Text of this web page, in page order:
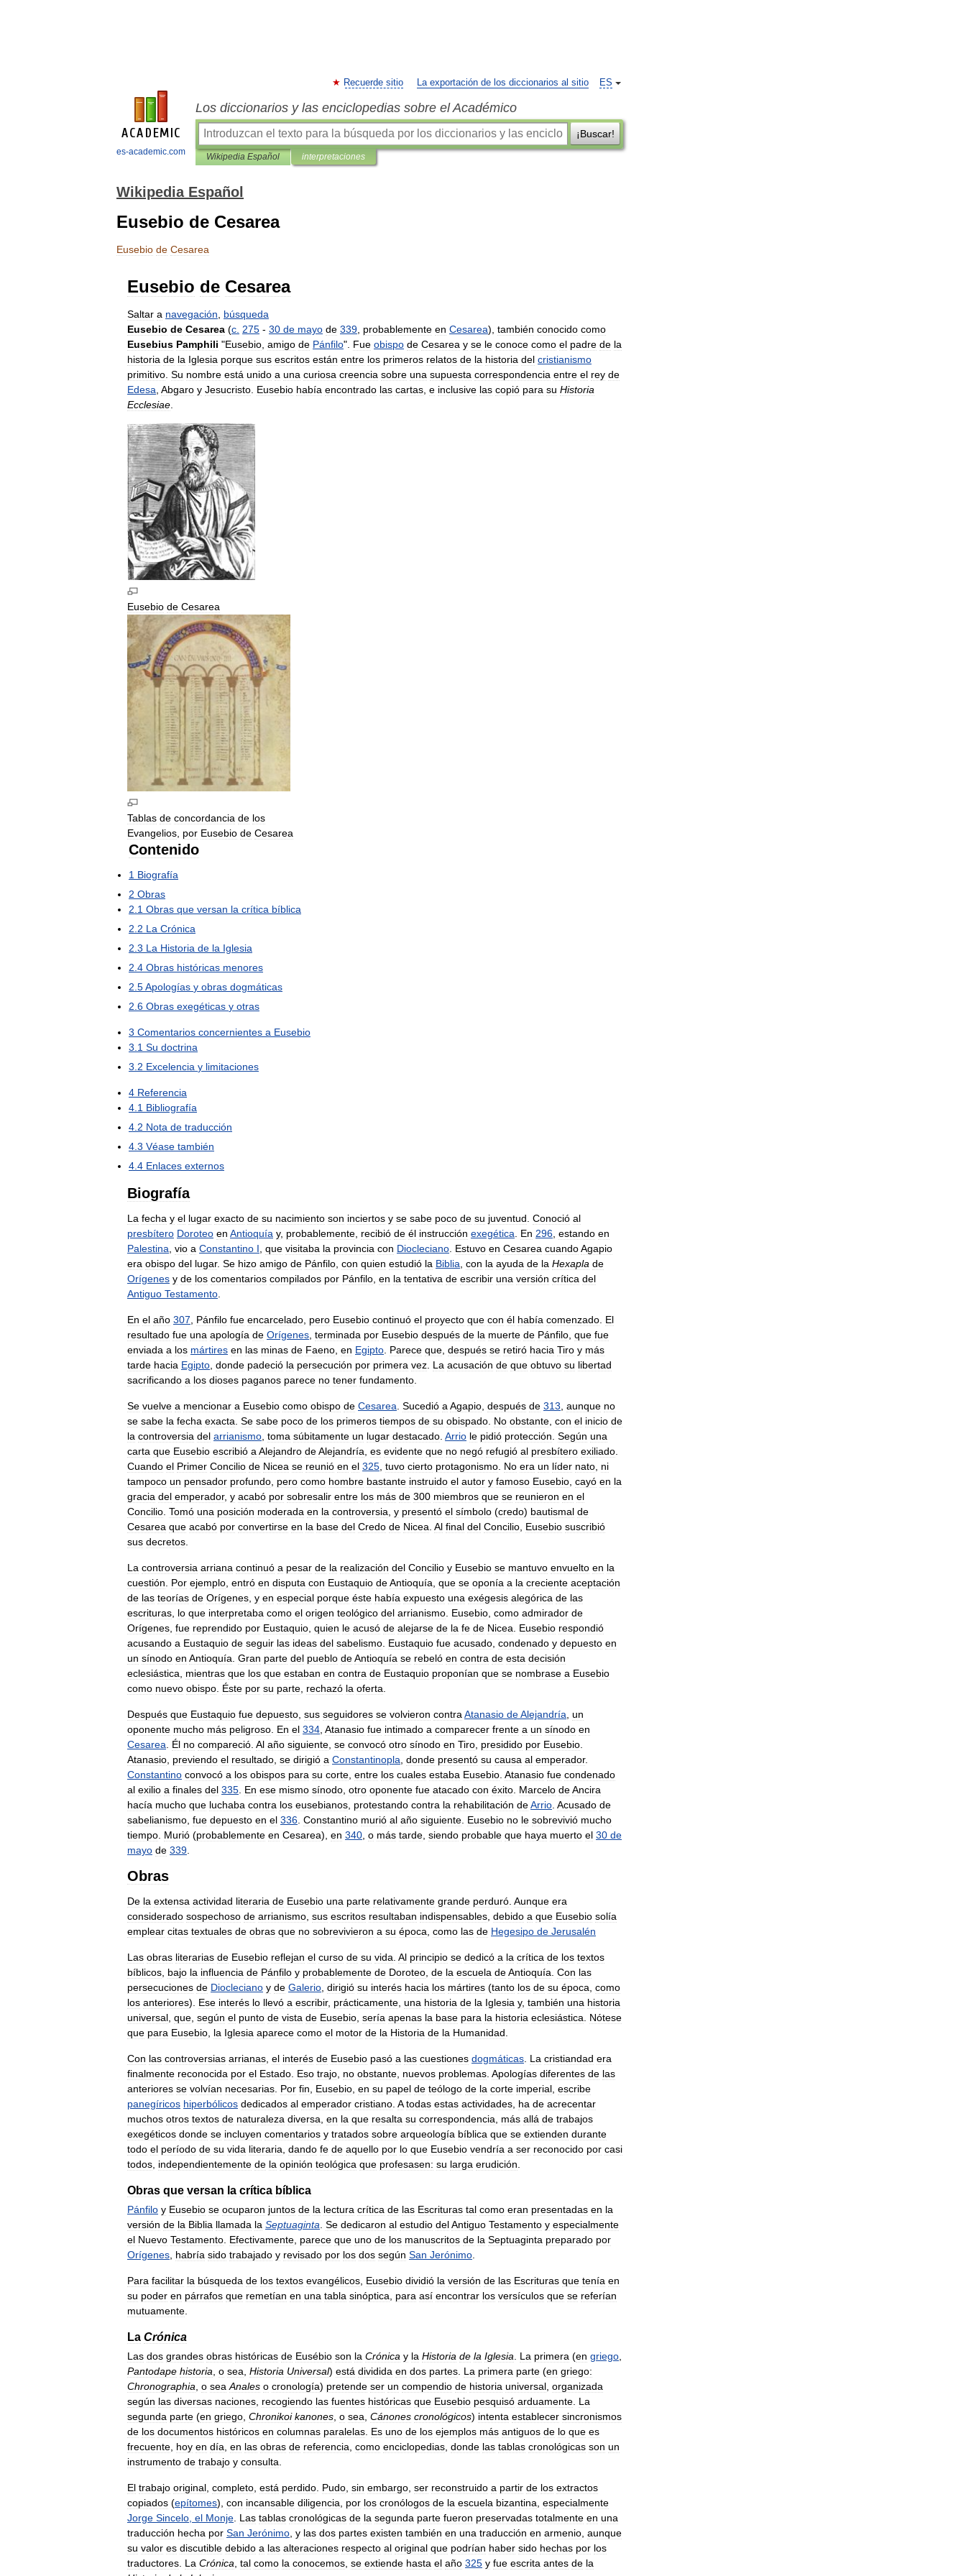
es-academic.com
ES
Recuerde sitio La exportación de los diccionarios al sitio
Los diccionarios y las enciclopedias sobre el Académico
¡Buscar!
Wikipedia Español interpretaciones
Wikipedia Español
Eusebio de Cesarea
Eusebio de Cesarea
Eusebio de Cesarea
Saltar a navegación
búsqueda
Eusebio de Cesarea (c 275 - 30 de mayo de 339 probablemente en Cesarea), también conocido como
Eusebius Pamphili "Eusebio amigo de Pánfilo". Fue obispo de Cesarea y se le conoce como el padre de la
historia de la Iglesia porque sus escritos están entre los primeros relatos de la historia del cristianismo
primitivo Su nombre está unido a una curiosa creencia sobre una supuesta correspondencia entre el rey de
Edesa Abgaro y Jesucristo Eusebio había encontrado las cartas e inclusive las copió para su Historia
Ecclesiae
Eusebio de Cesarea
Tablas de concordancia de los
Evangelios por Eusebio de Cesarea
Contenido
1 Biografía
2 Obras
2 1 Obras que versan la crítica bíblica
2 2 La Crónica
2 3 La Historia de la Iglesia
2 4 Obras históricas menores
2 5Apologías y obras dogmáticas
2 6 Obras exegéticas y otras
3 Comentarios concernientes a Eusebio
3 1 Su doctrina
3 2 Excelencia y limitaciones
4 Referencia
4 1 Bibliografía
4 2 Nota de traducción
4 3 Véase también
4 4 Enlaces externos
Biografía
La fecha y el lugar exacto de su nacimiento son inciertos y se sabe poco de su juventud Conoció al
presbítero Doroteo en Antioquía y, probablemente recibió de él instrucción exegética En 296 estando en
Palestina vio a Constantino I que visitaba la provincia con Diocleciano Estuvo en Cesarea cuandoAgapio
era obispo del lugar. Se hizo amigo de Pánfilo con quien estudió la Biblia con la ayuda de la Hexapla de
Orígenes y de los comentarios compilados por Pánfilo en la tentativa de escribir una versión crítica del
Antiguo Testamento
En el año 307 Pánfilo fue encarcelado pero Eusebio continuó el proyecto que con él había comenzado El
resultado fue una apología de Orígenes terminada por Eusebio después de la muerte de Pánfilo que fue
enviada a los mártires en las minas de Faeno en Egipto Parece que después se retiró hacia Tiro y más
tarde hacia Egipto donde padeció la persecución por primera vez La acusación de que obtuvo su libertad
sacrificando a los dioses paganos parece no tener fundamento
Se vuelve a mencionar a Eusebio como obispo de Cesarea Sucedió a Agapio después de 313 aunque no
se sabe la fecha exacta Se sabe poco de los primeros tiempos de su obispado No obstante con el inicio de
la controversia del arrianismo toma súbitamente un lugar destacado Arrio le pidió protección Según una
carta que Eusebio escribió a Alejandro deAlejandría es evidente que no negó refugió al presbítero exiliado
Cuando el Primer Concilio de Nicea se reunió en el 325 tuvo cierto protagonismo No era un líder nato ni
tampoco un pensador profundo pero como hombre bastante instruido el autor y famoso Eusebio cayó en la
gracia del emperador, y acabó por sobresalir entre los más de 300 miembros que se reunieron en el
Concilio Tomó una posición moderada en la controversia y presentó el símbolo (credo) bautismal de
Cesarea que acabó por convertirse en la base del Credo de Nicea Al final del Concilio Eusebio suscribió
sus decretos
La controversia arriana continuó a pesar de la realización del Concilio y Eusebio se mantuvo envuelto en la
cuestión
Por ejemplo entró en disputa con Eustaquio deAntioquía que se oponía a la creciente aceptación
de las teorías de Orígenes y en especial porque éste había expuesto una exégesis alegórica de las
escrituras lo que interpretaba como el origen teológico del arrianismo Eusebio como admirador de
Orígenes fue reprendido por Eustaquio quien le acusó de alejarse de la fe de Nicea Eusebio respondió
acusando a Eustaquio de seguir las ideas del sabelismo Eustaquio fue acusado condenado y depuesto en
un sínodo en Antioquía Gran parte del pueblo deAntioquía se rebeló en contra de esta decisión
eclesiástica
mientras que los que estaban en contra de Eustaquio proponían que se nombrase a Eusebio
como nuevo obispo Éste por su parte rechazó la oferta
Después que Eustaquio fue depuesto sus seguidores se volvieron contra Atanasio deAlejandría un
oponente mucho más peligroso En el 334 Atanasio fue intimado a comparecer frente a un sínodo en
Cesarea
Él no compareció Al año siguiente se convocó otro sínodo en Tiro presidido por Eusebio
Atanasio previendo el resultado se dirigió a Constantinopla donde presentó su causa al emperador.
Constantino convocó a los obispos para su corte entre los cuales estaba Eusebio Atanasio fue condenado
al exilio a finales del 335 En ese mismo sínodo otro oponente fue atacado con éxito Marcelo deAncira
hacía mucho que luchaba contra los eusebianos protestando contra la rehabilitación deArrio Acusado de
sabelianismo fue depuesto en el 336 Constantino murió al año siguiente Eusebio no le sobrevivió mucho
tiempo Murió (probablemente en Cesarea), en 340 o más tarde siendo probable que haya muerto el 30 de
mayo de 339
Obras
De la extensa actividad literaria de Eusebio una parte relativamente grande perduró Aunque era
considerado sospechoso de arrianismo sus escritos resultaban indispensables debido a que Eusebio solía
emplear citas textuales de obras que no sobrevivieron a su época como las de Hegesipo de Jerusalén
Las obras literarias de Eusebio reflejan el curso de su vida Al principio se dedicó a la crítica de los textos
bíblicos bajo la influencia de Pánfilo y probablemente de Doroteo de la escuela deAntioquía Con las
persecuciones de Diocleciano y de Galerio dirigió su interés hacia los mártires (tanto los de su época como
los anteriores). Ese interés lo llevó a escribir, prácticamente una historia de la Iglesia y, también una historia
universal que según el punto de vista de Eusebio sería apenas la base para la historia eclesiástica
Nótese
que para Eusebio la Iglesia aparece como el motor de la Historia de la Humanidad
Con las controversias arrianas el interés de Eusebio pasó a las cuestiones dogmáticas La cristiandad era
finalmente reconocida por el Estado Eso trajo no obstante nuevos problemas Apologías diferentes de las
anteriores se volvían necesarias Por fin Eusebio en su papel de teólogo de la corte imperial escribe
panegíricos hiperbólicos dedicados al emperador cristiano A todas estas actividades ha de acrecentar
muchos otros textos de naturaleza diversa en la que resalta su correspondencia más allá de trabajos
exegéticos donde se incluyen comentarios y tratados sobre arqueología bíblica que se extienden durante
todo el período de su vida literaria dando fe de aquello por lo que Eusebio vendría a ser reconocido por casi
todos independientemente de la opinión teológica que profesasen: su larga erudición
Obras que versan la crítica bíblica
Pánfilo y Eusebio se ocuparon juntos de la lectura crítica de las Escrituras tal como eran presentadas en la
versión de la Biblia llamada la Septuaginta Se dedicaron al estudio delAntiguo Testamento y especialmente
el Nuevo Testamento Efectivamente parece que uno de los manuscritos de la Septuaginta preparado por
Orígenes habría sido trabajado y revisado por los dos según San Jerónimo
Para facilitar la búsqueda de los textos evangélicos Eusebio dividió la versión de las Escrituras que tenía en
su poder en párrafos que remetían en una tabla sinóptica para así encontrar los versículos que se referían
mutuamente
La Crónica
Las dos grandes obras históricas de Eusébio son la Crónica y la Historia de la Iglesia La primera (en griego
Pantodape historia o sea Historia Universal) está dividida en dos partes La primera parte (en griego:
Chronographia o sea Anales o cronología) pretende ser un compendio de historia universal organizada
según las diversas naciones recogiendo las fuentes históricas que Eusebio pesquisó arduamente La
segunda parte (en griego Chronikoi kanones o sea Cánones cronológicos) intenta establecer sincronismos
de los documentos históricos en columnas paralelas Es uno de los ejemplos más antiguos de lo que es
frecuente hoy en día en las obras de referencia como enciclopedias donde las tablas cronológicas son un
instrumento de trabajo y consulta
El trabajo original completo está perdido Pudo sin embargo ser reconstruido a partir de los extractos
copiados (epítomes), con incansable diligencia por los cronólogos de la escuela bizantina especialmente
Jorge Sincelo el Monje Las tablas cronológicas de la segunda parte fueron preservadas totalmente en una
traducción hecha por San Jerónimo y las dos partes existen también en una traducción en armenio aunque
su valor es discutible debido a las alteraciones respecto al original que podrían haber sido hechas por los
traductores La Crónica tal como la conocemos se extiende hasta el año 325 y fue escrita antes de la